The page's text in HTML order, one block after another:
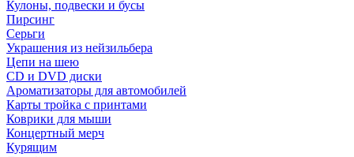
Кулоны, подвески и бусы
Пирсинг
Серьги
Украшения из нейзильбера
Цепи на шею
CD и DVD диски
Ароматизаторы для автомобилей
Карты тройка с принтами
Коврики для мыши
Концертный мерч
Курящим